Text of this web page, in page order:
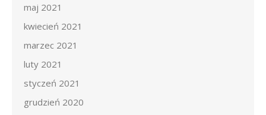
maj 2021
kwiecień 2021
marzec 2021
luty 2021
styczeń 2021
grudzień 2020